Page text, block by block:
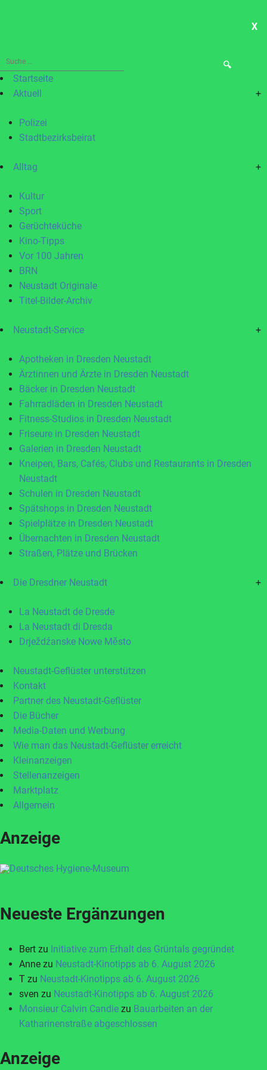
X
Suche
nach:Startseite
Aktuell
+
Polizei
Stadtbezirksbeirat
Alltag +
Kultur
Sport
Gerüchteküche
Kino-Tipps
Vor 100 Jahren
BRN
Neustadt Originale
Titel-Bilder-Archiv
Neustadt-Service +
Apotheken in Dresden Neustadt
Ärztinnen und Ärzte in Dresden Neustadt
Bäcker in Dresden Neustadt
Fahrradläden in Dresden Neustadt
Fitness-Studios in Dresden Neustadt
Friseure in Dresden Neustadt
Galerien in Dresden Neustadt
Kneipen, Bars, Cafés, Clubs und Restaurants in Dresden
Neustadt
Schulen in Dresden Neustadt
Spätshops in Dresden Neustadt
Spielplätze in Dresden Neustadt
Übernachten in Dresden Neustadt
Straßen, Plätze und Brücken
Die Dresdner Neustadt +
La Neustadt de Dresde
La Neustadt di Dresda
Drježdźanske Nowe Město
Neustadt-Geflüster unterstützen
Kontakt
Partner des Neustadt-Geflüster
Die Bücher
Media-Daten und Werbung
Wie man das Neustadt-Geflüster erreicht
Kleinanzeigen
Stellenanzeigen
Marktplatz
Allgemein
Anzeige
Neueste Ergänzungen
Bert zu Initiative zum Erhalt des Grüntals gegründet
Anne zu Neustadt-Kinotipps ab 6. August 2026
T zu Neustadt-Kinotipps ab 6. August 2026
sven zu Neustadt-Kinotipps ab 6. August 2026
Monsieur Calvin Candie zu Bauarbeiten an der
Katharinenstraße abgeschlossen
Anzeige